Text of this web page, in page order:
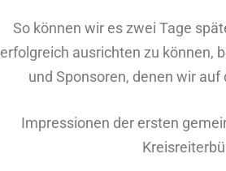
So können wir es zwei Tage
erfolgreich ausrichten zu können,
und Sponsoren, denen wir
Impressionen der ersten